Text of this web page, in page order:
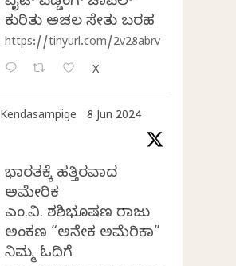
ಕುರಿತು ಅಚಲ ಸೇತು ಬರಹ
https://tinyurl.com/2v28abrv
X
Kendasampige 8 Jun 2024
ಭಾರತಕ್ಕೆ ಹತ್ತಿರವಾದ
ಅಮೇರಿಕ
ಎಂ.ವಿ. ಶಶಿಭೂಷಣ ರಾಜು
ಅಂಕಣ “ಅನೇಕ ಅಮೆರಿಕಾ”
ನಿಮ್ಮ ಓದಿಗೆ